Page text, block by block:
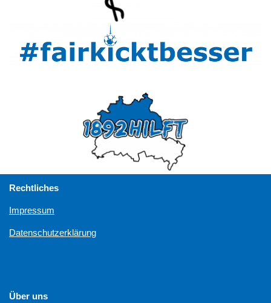
Rechtliches
Impressum
Datenschutzerklärung
Über uns